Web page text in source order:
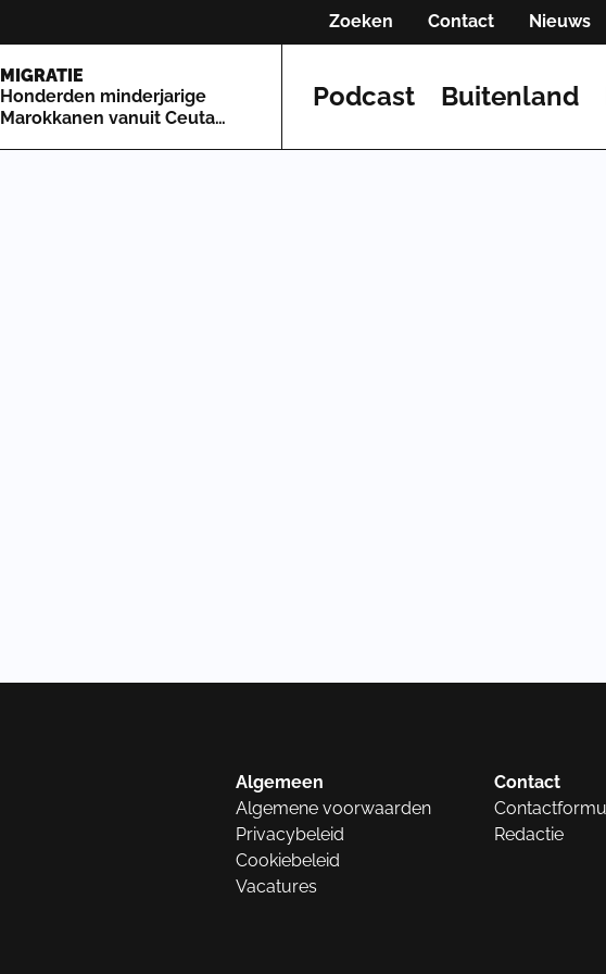
Zoeken Contact Nieuws
MIGRATIE
Honderden minderjarige
Marokkanen vanuit Ceuta
Podcast Buitenland
Algemeen
Algemene voorwaarden
Privacybeleid
Cookiebeleid
Vacatures
Contact
Redactie